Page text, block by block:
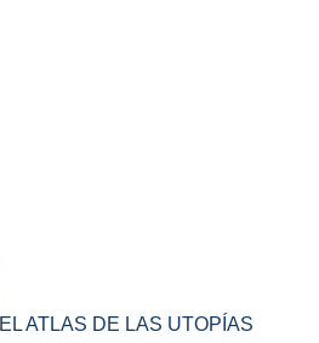
EL ATLAS DE LAS UTOPÍAS